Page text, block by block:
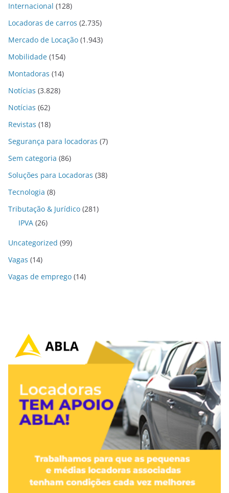
Internacional (128)
Locadoras de carros (2.735)
Mercado de Locação (1.943)
Mobilidade (154)
Montadoras (14)
Notícias (3.828)
Notícias (62)
Revistas (18)
Segurança para locadoras (7)
Sem categoria (86)
Soluções para Locadoras (38)
Tecnologia (8)
Tributação & Jurídico (281)
IPVA (26)
Uncategorized (99)
Vagas (14)
Vagas de emprego (14)